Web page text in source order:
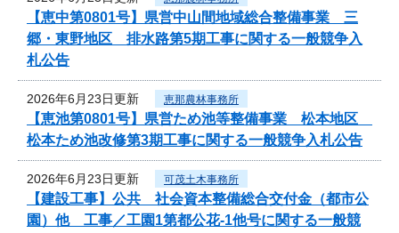
【恵中第0801号】県営中山間地域総合整備事業 三
郷・東野地区 排水路第5期工事に関する一般競争入
札公告
2026年6月23日更新 恵那農林事務所
【恵池第0801号】県営ため池等整備事業 松本地区
松本ため池改修第3期工事に関する一般競争入札公告
2026年6月23日更新 可茂土木事務所
【建設工事】公共 社会資本整備総合交付金（都市公
園）他 工事／工園1第都公花-1他号に関する一般競